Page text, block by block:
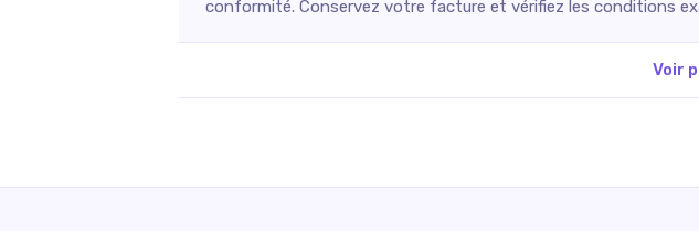
conformité. Conservez votre facture et vérifiez les conditions
Voir